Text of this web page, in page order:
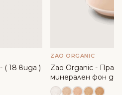
( 18 вида )
ZAO ORGANIC
Zao Organic -
минерален фон